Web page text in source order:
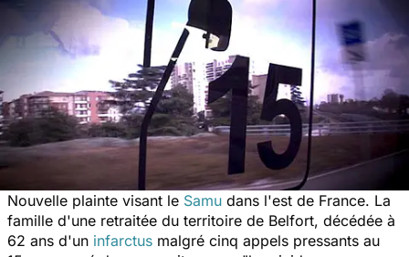
Nouvelle plainte visant le Samu dans l'est de France. La
famille d'une retraitée du territoire de Belfort, décédée à
62 ans d'un infarctus malgré cinq appels pressants au